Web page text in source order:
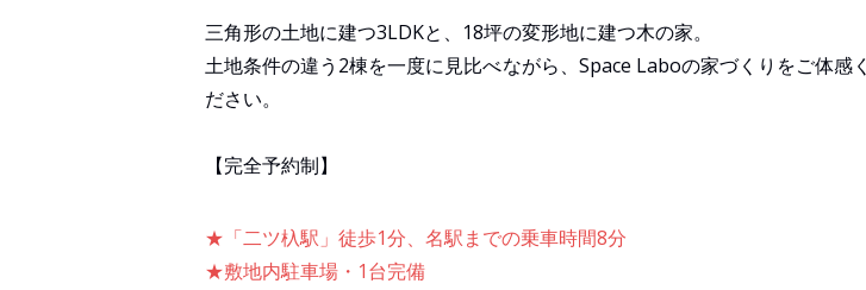
三角形の土地に建つ3LDKと、18坪の変形地に建つ木の家。
土地条件の違う2棟を一度に見比べながら、Space Laboの家づくりをご体感く
ださい。
【完全予約制】
★「二ツ杁駅」徒歩1分、名駅までの乗車時間8分
★敷地内駐車場・1台完備